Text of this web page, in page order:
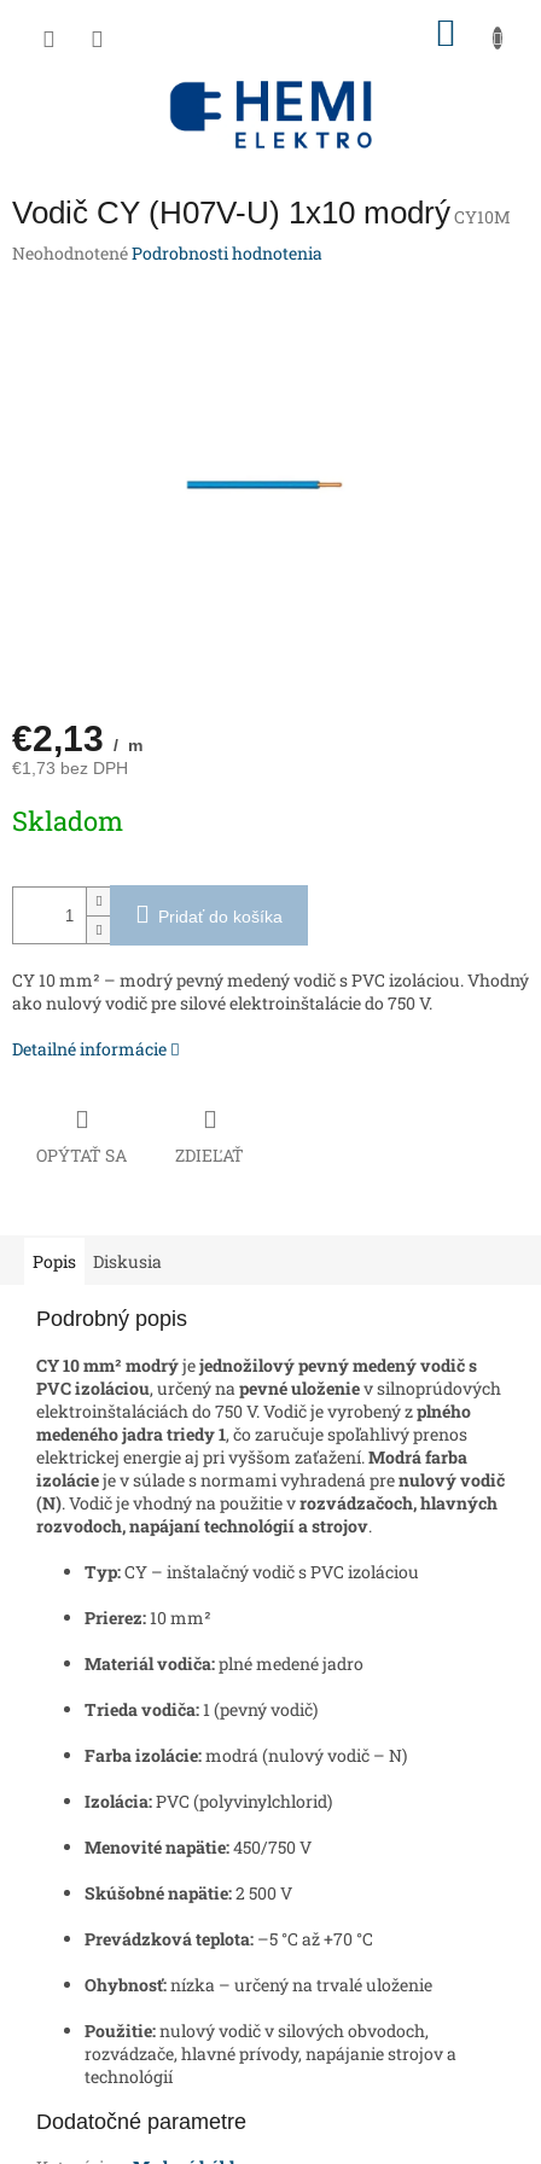
Vodič CY (H07V-U) 1x10 modrýCY10M
Priemerné
NeohodnotenéPodrobnosti hodnotenia
€2,13 / m
€1,73 bez DPH
cena:
Skladom
Pridať do košíka
CY 10 mm² – modrý pevný medený vodič s PVC izoláciou. Vhodný
ako nulový vodič pre silové elektroinštalácie do 750 V.
Detailné informácie
OPÝTAŤ SA ZDIEĽAŤ
Popis Diskusia
Podrobný popis
CY 10 mm² modrýjejednožilový pevný medený vodič s
PVC izoláciou, určený napevné uloženiev silnoprúdových
elektroinštaláciách do 750 V. Vodič je vyrobený zplného
medeného jadra triedy 1, čo zaručuje spoľahlivý prenos
elektrickej energie aj pri vyššom zaťažení.Modrá farba
izolácieje v súlade s normami vyhradená prenulový vodič
(N). Vodič je vhodný na použitie vrozvádzačoch, hlavných
rozvodoch, napájaní technológií a strojov.
Typ:CY – inštalačný vodič s PVC izoláciou
Prierez:10 mm²
Materiál vodiča:plné medené jadro
Trieda vodiča:1 (pevný vodič)
Farba izolácie:modrá (nulový vodič – N)
Izolácia:PVC (polyvinylchlorid)
Menovité napätie:450/750 V
Skúšobné napätie:2 500 V
Prevádzková teplota: –5 °C až +70 °C
Ohybnosť:nízka – určený na trvalé uloženie
Použitie:nulový vodič v silových obvodoch,
rozvádzače, hlavné prívody, napájanie strojov a
technológií
Dodatočné parametre